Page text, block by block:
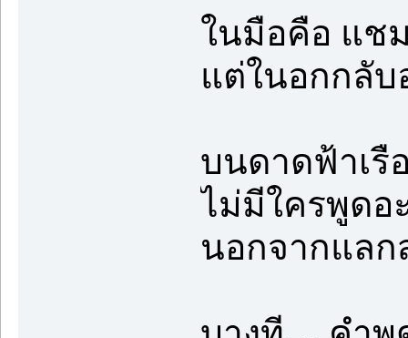
ในมือคือ แช
แต่ในอกกลับ
บนดาดฟ้าเ
ไม่มีใครพูดอ
นอกจากแล